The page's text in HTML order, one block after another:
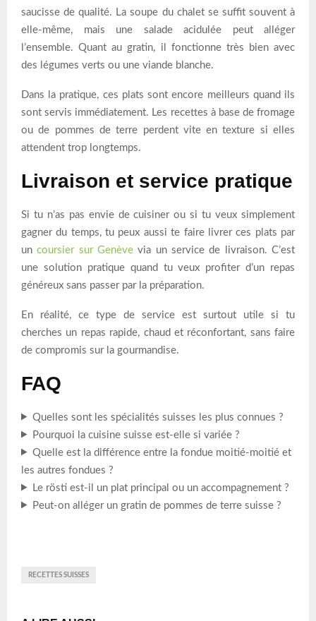
saucisse de qualité. La soupe du chalet se suffit souvent à
elle-même, mais une salade acidulée peut alléger
l’ensemble. Quant au gratin, il fonctionne très bien avec
des légumes verts ou une viande blanche.
Dans la pratique, ces plats sont encore meilleurs quand ils
sont servis immédiatement. Les recettes à base de fromage
ou de pommes de terre perdent vite en texture si elles
attendent trop longtemps.
Livraison et service pratique
Si tu n’as pas envie de cuisiner ou si tu veux simplement
gagner du temps, tu peux aussi te faire livrer ces plats par
uncoursier sur Genève via un service de livraison. C’est
une solution pratique quand tu veux profiter d’un repas
généreux sans passer par la préparation.
En réalité, ce type de service est surtout utile si tu
cherches un repas rapide, chaud et réconfortant, sans faire
de compromis sur la gourmandise.
FAQ
Quelles sont les spécialités suisses les plus connues ?
Pourquoi la cuisine suisse est-elle si variée ?
Quelle est la différence entre la fondue moitié-moitié et
les autres fondues ?
Le rösti est-il un plat principal ou un accompagnement ?
Peut-on alléger un gratin de pommes de terre suisse ?
RECETTES SUISSES